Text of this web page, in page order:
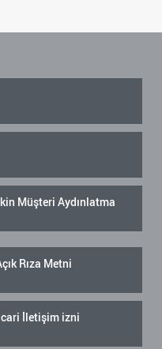
Müşteri Aydınlatma
Rıza Metni
İletişim izni